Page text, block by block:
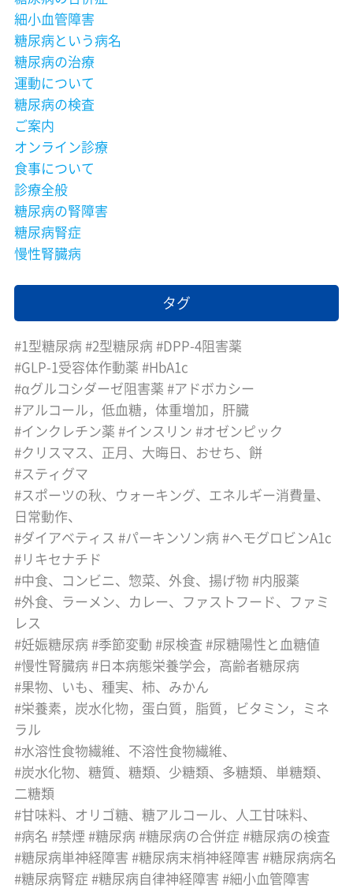
細小血管障害
糖尿病という病名
糖尿病の治療
運動について
糖尿病の検査
ご案内
オンライン診療
食事について
診療全般
糖尿病の腎障害
糖尿病腎症
慢性腎臓病
タグ
1型糖尿病 2型糖尿病
DPP-4阻害薬
GLP-1受容体作動薬
HbA1c
αグルコシダーゼ阻害薬
アドボカシー
アルコール，低血糖，体重増加，肝臓
インクレチン薬
インスリン
オゼンピック
クリスマス、正月、大晦日、おせち、餅
スティグマ
スポーツの秋、ウォーキング、エネルギー消費量、
日常動作、
ダイアベティス
パーキンソン病
ヘモグロビンA1c
リキセナチド
中食、コンビニ、惣菜、外食、揚げ物
内服薬
外食、ラーメン、カレー、ファストフード、ファミ
レス
妊娠糖尿病
季節変動 尿検査
尿糖陽性と血糖値
慢性腎臓病
日本病態栄養学会，高齢者糖尿病
果物、いも、種実、柿、みかん
栄養素，炭水化物，蛋白質，脂質，ビタミン，ミネ
ラル
水溶性食物繊維、不溶性食物繊維、
炭水化物、糖質、糖類、少糖類、多糖類、単糖類、
二糖類
甘味料、オリゴ糖、糖アルコール、人工甘味料、
病名
禁煙 糖尿病 糖尿病の合併症
糖尿病の検査
糖尿病単神経障害
糖尿病末梢神経障害
糖尿病病名
糖尿病腎症
糖尿病自律神経障害
細小血管障害